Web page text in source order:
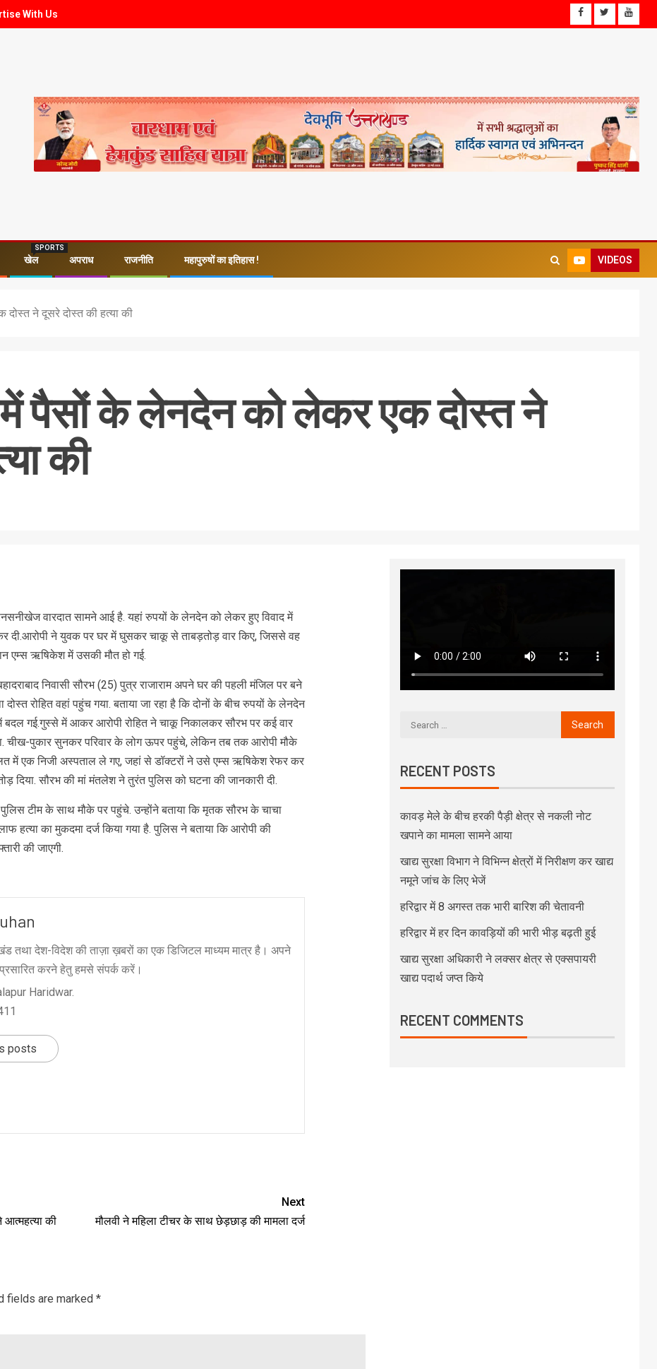
With Us
खेल
SPORTS
अपराध राजनीति महापुरुषों का इतिहास ! VIDEOS
दोस्त ने दूसरे दोस्त की हत्या की
में पैसों के लेनदेन को लेकर एक दोस्त ने
की
सनसनीखेज वारदात सामने आई है. यहां रुपयों के लेनदेन को लेकर हुए विवाद में
दी.आरोपी ने युवक पर घर में घुसकर चाकू से ताबड़तोड़ वार किए, जिससे वह
एम्स ऋषिकेश में उसकी मौत हो गई.
निवासी सौरभ (25) पुत्र राजाराम अपने घर की पहली मंजिल पर बने
रोहित वहां पहुंच गया. बताया जा रहा है कि दोनों के बीच रुपयों के लेनदेन
गई.गुस्से में आकर आरोपी रोहित ने चाकू निकालकर सौरभ पर कई वार
चीख-पुकार सुनकर परिवार के लोग ऊपर पहुंचे, लेकिन तब तक आरोपी मौके
में एक निजी अस्पताल ले गए, जहां से डॉक्टरों ने उसे एम्स ऋषिकेश रेफर कर
दिया. सौरभ की मां मंतलेश ने तुरंत पुलिस को घटना की जानकारी दी.
पुलिस टीम के साथ मौके पर पहुंचे. उन्होंने बताया कि मृतक सौरभ के चाचा
हत्या का मुकदमा दर्ज किया गया है. पुलिस ने बताया कि आरोपी की
की जाएगी.
तथा देश-विदेश की ताज़ा ख़बरों का एक डिजिटल माध्यम मात्र है। अपने
प्रसारित करने हेतु हमसे संपर्क करें।
Haridwar.
posts
की
Next
मौलवी ने महिला टीचर के साथ छेड़छाड़ की मामला दर्ज
fields are marked *
RECENT POSTS
कावड़ मेले के बीच हरकी पैड़ी क्षेत्र से नकली नोट
खपाने का मामला सामने आया
खाद्य सुरक्षा विभाग ने विभिन्न क्षेत्रों में निरीक्षण कर खाद्य
नमूने जांच के लिए भेजें
हरिद्वार में 8 अगस्त तक भारी बारिश की चेतावनी
हरिद्वार में हर दिन कावड़ियों की भारी भीड़ बढ़ती हुई
खाद्य सुरक्षा अधिकारी ने लक्सर क्षेत्र से एक्सपायरी
खाद्य पदार्थ जप्त किये
RECENT COMMENTS